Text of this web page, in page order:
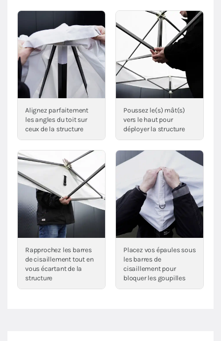
Alignez parfaitement
les angles du toit sur
ceux de la structure
Poussez le(s) mât(s)
vers le haut pour
déployer la structure
Rapprochez les barres
de cisaillement tout en
vous écartant de la
structure
Placez vos épaules sous
les barres de
cisaillement pour
bloquer les goupilles